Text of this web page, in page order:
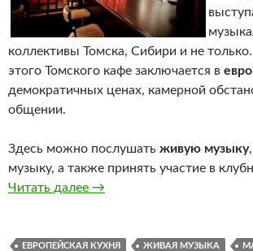
коллективы Томска, Сибири и не
этого Томского кафе заключается в
демократичных ценах, камерной
общении.
Здесь можно послушать живую музыку
музыку, а также принять участие в
Читать далее El matador
→
ЕВРОПЕЙСКАЯ КУХНЯ ЖИВАЯ МУЗЫКА